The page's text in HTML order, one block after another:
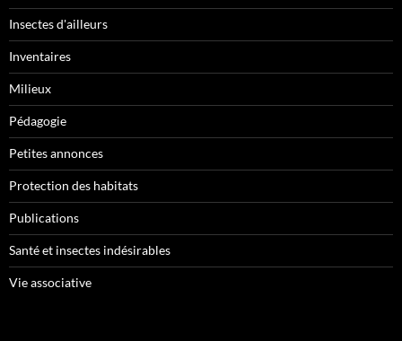
Insectes d'ailleurs
Inventaires
Milieux
Pédagogie
Petites annonces
Protection des habitats
Publications
Santé et insectes indésirables
Vie associative